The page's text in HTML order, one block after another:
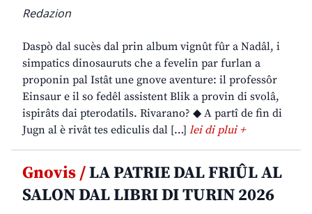
Redazion
Daspò dal sucès dal prin album vignût fûr a Nadâl, i
simpatics dinosauruts che a fevelin par furlan a
proponin pal Istât une gnove aventure: il professôr
Einsaur e il so fedêl assistent Blik a provin di svolâ,
ispirâts dai pterodatils. Rivarano? ◆ A partî de fin di
Jugn al è rivât tes ediculis dal […] lei di plui +
Gnovis /LA PATRIE DAL FRIÛL AL
SALON DAL LIBRI DI TURIN 2026